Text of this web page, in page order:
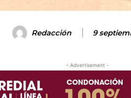
Redacción 9
- Advertisement -